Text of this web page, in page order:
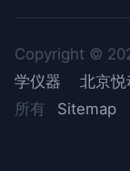
Copyright ©
学仪器
北京悦
所有
Sitemap